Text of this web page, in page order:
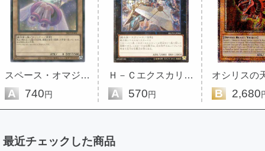
スペース・オマジナイ・ウサギ
A 740円
Ｈ－Ｃエクスカリバー
A 570円 B 2,680
最近チェックした商品